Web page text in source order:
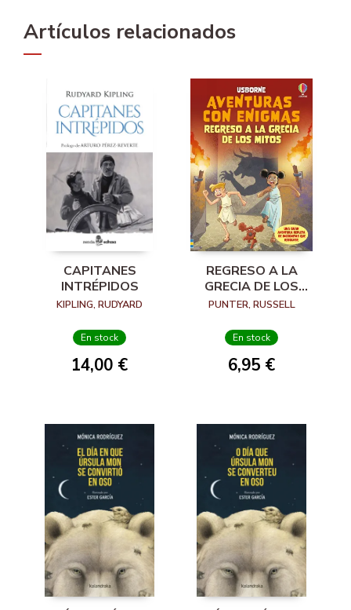
Artículos relacionados
CAPITANES
INTRÉPIDOS
KIPLING, RUDYARD
En stock
14,00 €
REGRESO A LA
GRECIA DE LOS
MITOS
PUNTER, RUSSELL
En stock
6,95 €